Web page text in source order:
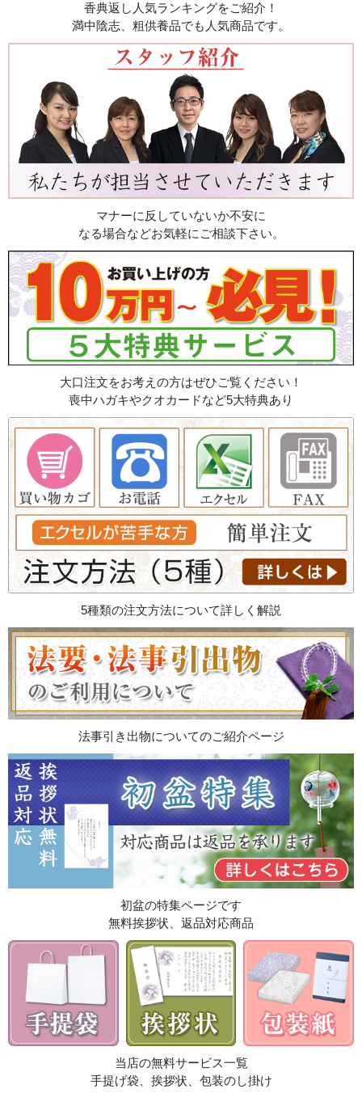
香典返し人気ランキングをご紹介！
満中陰志、粗供養品でも人気商品です。
マナーに反していないか不安に
なる場合などお気軽にご相談下さい。
大口注文をお考えの方はぜひご覧ください！
喪中ハガキやクオカードなど5大特典あり
5種類の注文方法について詳しく解説
法事引き出物についてのご紹介ページ
初盆の特集ページです
無料挨拶状、返品対応商品
当店の無料サービス一覧
手提げ袋、挨拶状、包装のし掛け